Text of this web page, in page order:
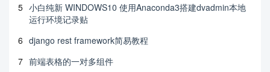
5 小白纯新 WINDOWS10 使用Anaconda3搭建dvadmin本地
运行环境记录贴
6 django rest framework简易教程
7 前端表格的一对多组件